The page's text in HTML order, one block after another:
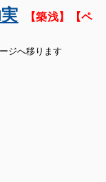
【築浅】
【ペ
ジへ移ります